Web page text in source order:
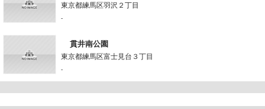
東京都練馬区羽沢２丁目
-
貫井南公園
東京都練馬区富士見台３丁目
-